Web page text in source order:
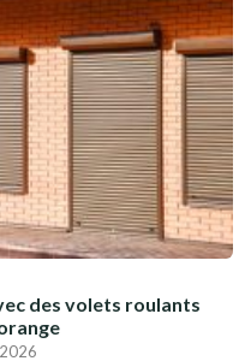
des volets roulants